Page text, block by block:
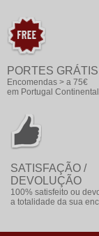
PORTES GRÁTIS
Encomendas > a 75€
em Portugal Continental
SATISFAÇÃO /
DEVOLUÇÃO
100% satisfeito ou
a totalidade da sua